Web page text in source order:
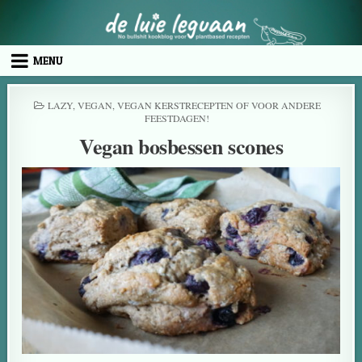
MENU
LAZY, VEGAN VEGAN KERSTRECEPTEN OF VOOR ANDERE
FEESTDAGEN!
Vegan bosbessen scones